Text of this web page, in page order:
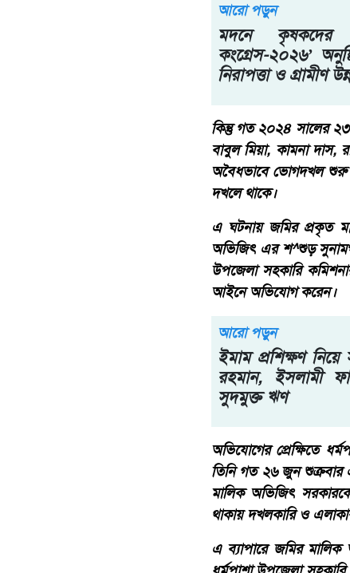
আরো পড়ুন
মদনে কৃষকদের
কংগ্রেস-২০২৬’
নিরাপত্তা ও গ্রামীণ
কিন্তু গত ২০২৪ সালের ২৩
বাবুল মিয়া, কামনা দাস,
অবৈধভাবে ভোগদখল শুরু
দখলে থাকে।
এ ঘটনায় জমির প্রকৃত
অভিজিৎ এর শ^শুড়
উপজেলা সহকারি
আইনে অভিযোগ করেন।
আরো পড়ুন
ইমাম প্রশিক্ষণ
রহমান, ইসলামী
সুদমুক্ত ঋণ
অভিযোগের প্রেক্ষিতে
তিনি গত ২৬ জুন শুক্রবার
মালিক অভিজিৎ
থাকায় দখলকারি ও
এ ব্যাপারে জমির